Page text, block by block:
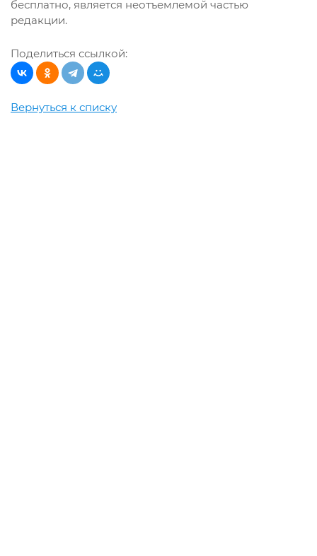
бесплатно, является неотъемлемой частью
редакции.
Поделиться ссылкой:
Вернуться к списку